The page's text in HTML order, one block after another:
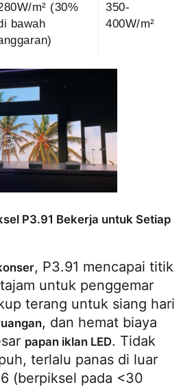
m² (30%
bawah
350-
400W/m²
P3.91 Bekerja untuk Setiap
, P3.91 mencapai titik
untuk penggemar
terang untuk siang hari
, dan hemat biaya
papan iklan LED. Tidak
terlalu panas di luar
(berpiksel pada <30